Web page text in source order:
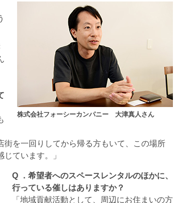
株式会社フォーシーカンパニー 大津真人さん
を一回りしてから帰る方もいて、この場所
ています。」
Q ．希望者へのスペースレンタルのほかに、
行っている催しはありますか？
「地域貢献活動として、周辺にお住まいの方